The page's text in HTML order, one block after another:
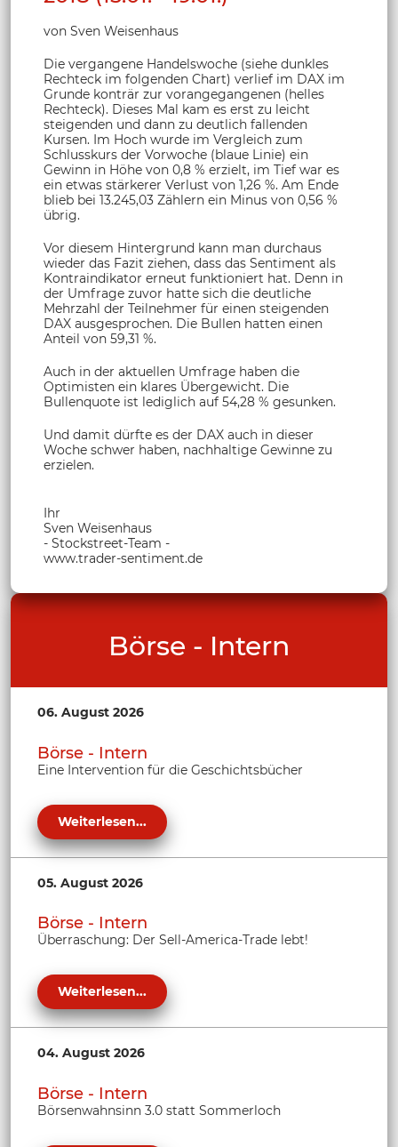
von Sven Weisenhaus
Die vergangene Handelswoche (siehe dunkles
Rechteck im folgenden Chart) verlief im DAX im
Grunde konträr zur vorangegangenen (helles
Rechteck). Dieses Mal kam es erst zu leicht
steigenden und dann zu deutlich fallenden
Kursen. Im Hoch wurde im Vergleich zum
Schlusskurs der Vorwoche (blaue Linie) ein
Gewinn in Höhe von 0,8 % erzielt, im Tief war es
ein etwas stärkerer Verlust von 1,26 %. Am Ende
blieb bei 13.245,03 Zählern ein Minus von 0,56 %
übrig.
Vor diesem Hintergrund kann man durchaus
wieder das Fazit ziehen, dass das Sentiment als
Kontraindikator erneut funktioniert hat. Denn in
der Umfrage zuvor hatte sich die deutliche
Mehrzahl der Teilnehmer für einen steigenden
DAX ausgesprochen. Die Bullen hatten einen
Anteil von 59,31 %.
Auch in der aktuellen Umfrage haben die
Optimisten ein klares Übergewicht. Die
Bullenquote ist lediglich auf 54,28 % gesunken.
Und damit dürfte es der DAX auch in dieser
Woche schwer haben, nachhaltige Gewinne zu
erzielen.
Ihr
Sven Weisenhaus
- Stockstreet-Team -
www.trader-sentiment.de
Börse - Intern
06. August 2026
Börse - Intern
Eine Intervention für die Geschichtsbücher
Weiterlesen...
05. August 2026
Börse - Intern
Überraschung: Der Sell-America-Trade lebt!
Weiterlesen...
04. August 2026
Börse - Intern
Börsenwahnsinn 3.0 statt Sommerloch